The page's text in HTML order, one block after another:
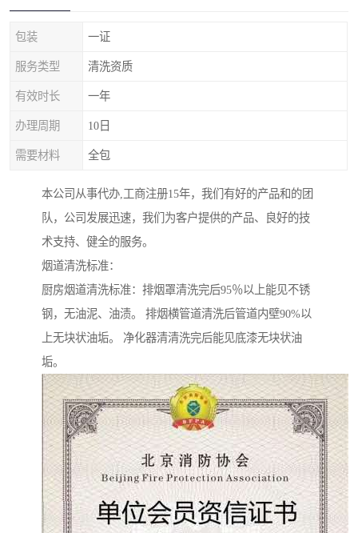
包装 一证
服务类型 清洗资质
有效时长 一年
办理周期 10日
需要材料 全包
本公司从事代办,工商注册15年，我们有好的产品和的团
队，公司发展迅速，我们为客户提供的产品、良好的技
术支持、健全的服务。
烟道清洗标准：
厨房烟道清洗标准：排烟罩清洗完后95％以上能见不锈
钢，无油泥、油渍。 排烟横管道清洗后管道内壁90%以
上无块状油垢。 净化器清清洗完后能见底漆无块状油
垢。